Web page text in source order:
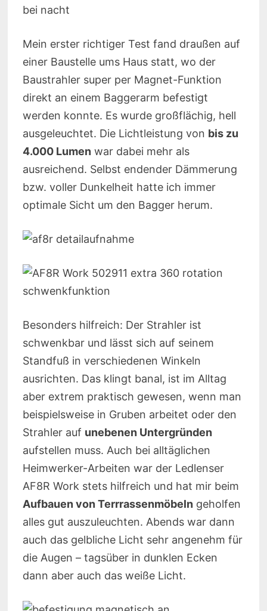
Mein erster richtiger Test fand draußen auf
einer Baustelle ums Haus statt, wo der
Baustrahler super per Magnet-Funktion
direkt an einem Baggerarm befestigt
werden konnte. Es wurde großflächig, hell
ausgeleuchtet. Die Lichtleistung von bis zu
4.000 Lumen war dabei mehr als
ausreichend. Selbst endender Dämmerung
bzw. voller Dunkelheit hatte ich immer
optimale Sicht um den Bagger herum.
Besonders hilfreich: Der Strahler ist
schwenkbar und lässt sich auf seinem
Standfuß in verschiedenen Winkeln
ausrichten. Das klingt banal, ist im Alltag
aber extrem praktisch gewesen, wenn man
beispielsweise in Gruben arbeitet oder den
Strahler auf unebenen Untergründen
aufstellen muss. Auch bei alltäglichen
Heimwerker-Arbeiten war der Ledlenser
AF8R Work stets hilfreich und hat mir beim
Aufbauen von Terrrassenmöbeln geholfen
alles gut auszuleuchten. Abends war dann
auch das gelbliche Licht sehr angenehm für
die Augen – tagsüber in dunklen Ecken
dann aber auch das weiße Licht.